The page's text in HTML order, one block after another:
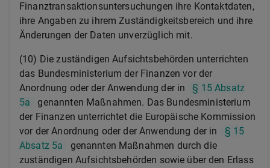
Finanztransaktionsuntersuchungen ihre Kontaktdaten,
ihre Angaben zu ihrem Zuständigkeitsbereich und ihre
Änderungen der Daten unverzüglich mit.
(10) Die zuständigen Aufsichtsbehörden unterrichten
das Bundesministerium der Finanzen vor der
Anordnung oder der Anwendung der in
§ 15 Absatz
5a
genannten Maßnahmen. Das Bundesministerium
der Finanzen unterrichtet die Europäische Kommission
vor der Anordnung oder der Anwendung der in
§ 15
Absatz 5a
genannten Maßnahmen durch die
zuständigen Aufsichtsbehörden sowie über den Erlass